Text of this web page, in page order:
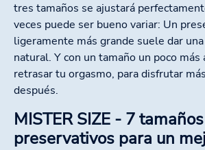
tres tamaños se ajustará
veces puede ser bueno variar: Un
ligeramente más grande suele dar
natural. Y con un tamaño un poco más
retrasar tu orgasmo, para disfrutar
después.
MISTER SIZE - 7
preservativos para un